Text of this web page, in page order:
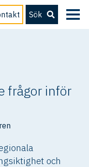
Sök
frågor inför
och